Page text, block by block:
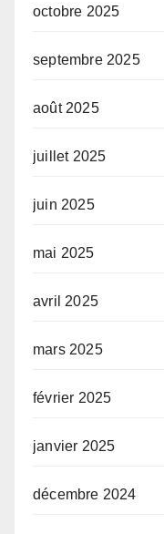
octobre 2025
septembre 2025
août 2025
juillet 2025
juin 2025
mai 2025
avril 2025
mars 2025
février 2025
janvier 2025
décembre 2024